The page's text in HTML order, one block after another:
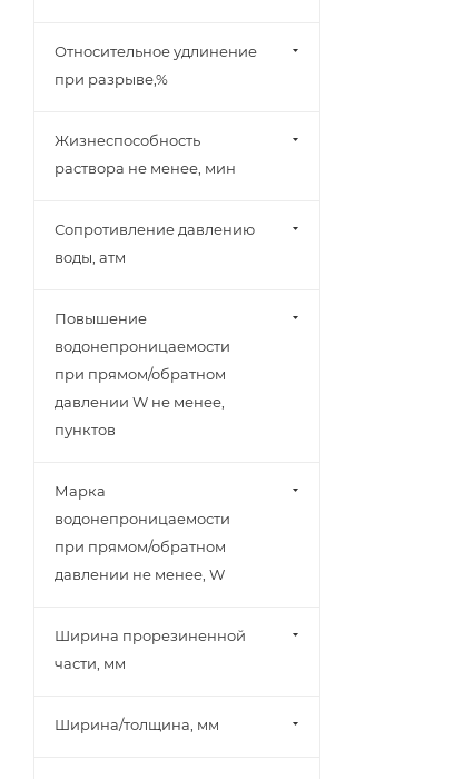
Относительное удлинение
при разрыве,%
Жизнеспособность
раствора не менее, мин
Сопротивление давлению
воды, атм
Повышение
водонепроницаемости
при прямом/обратном
давлении W не менее,
пунктов
Марка
водонепроницаемости
при прямом/обратном
давлении не менее, W
Ширина прорезиненной
части, мм
Ширина/толщина, мм